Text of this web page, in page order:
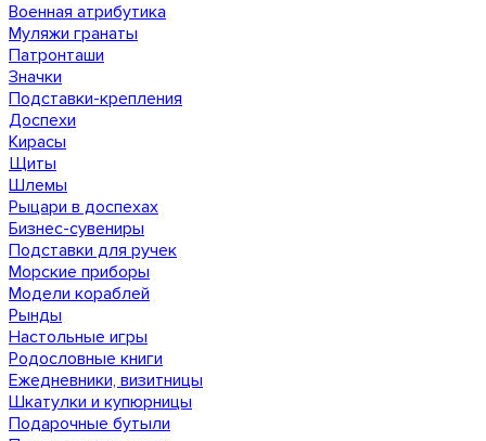
Военная атрибутика
Муляжи гранаты
Патронташи
Значки
Подставки-крепления
Доспехи
Кирасы
Щиты
Шлемы
Рыцари в доспехах
Бизнес-сувениры
Подставки для ручек
Морские приборы
Модели кораблей
Рынды
Настольные игры
Родословные книги
Ежедневники, визитницы
Шкатулки и купюрницы
Подарочные бутыли